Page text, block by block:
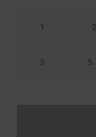
1 2
5